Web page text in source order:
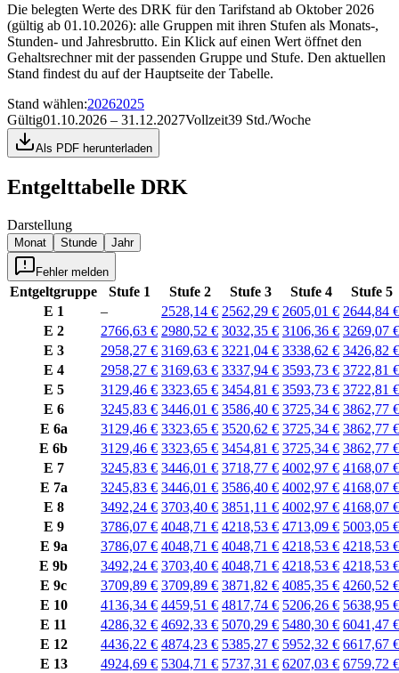
Die belegten Werte des DRK für den Tarifstand ab Oktober 2026
(gültig ab 01.10.2026): alle Gruppen mit ihren Stufen als Monats-,
Stunden- und Jahresbrutto. Ein Klick auf einen Wert öffnet den
Gehaltsrechner mit der passenden Gruppe und Stufe. Den aktuellen
Stand findest du auf der Hauptseite der Tabelle.
Stand wählen:20262025
Gültig01.10.2026 – 31.12.2027Vollzeit39 Std./Woche
Als PDF herunterladen
Entgelttabelle DRK
Darstellung
Monat Stunde Jahr
Fehler melden
Entgeltgruppe Stufe 1 Stufe 2 Stufe 3 Stufe 4
Stufe 5
E 1
– 2528,14 € 2562,29 € 2605,01 € 2644,84 €
E 2
2766,63 € 2980,52 € 3032,35 € 3106,36 € 3269,07 €
E 3
2958,27 € 3169,63 € 3221,04 € 3338,62 € 3426,82 €
E 4
2958,27 € 3169,63 € 3337,94 € 3593,73 € 3722,81 €
E 5
3129,46 € 3323,65 € 3454,81 € 3593,73 € 3722,81 €
E 6
3245,83 € 3446,01 € 3586,40 € 3725,34 € 3862,77 €
E 6a
3129,46 € 3323,65 € 3520,62 € 3725,34 € 3862,77 €
E 6b
3129,46 € 3323,65 € 3454,81 € 3725,34 € 3862,77 €
E 7
3245,83 € 3446,01 € 3718,77 € 4002,97 € 4168,07 €
E 7a
3245,83 € 3446,01 € 3586,40 € 4002,97 € 4168,07 €
E 8
3492,24 € 3703,40 € 3851,11 € 4002,97 € 4168,07 €
E 9
3786,07 € 4048,71 € 4218,53 € 4713,09 € 5003,05 €
E 9a
3786,07 € 4048,71 € 4048,71 € 4218,53 € 4218,53 €
E 9b
3492,24 € 3703,40 € 4048,71 € 4218,53 € 4218,53 €
E 9c
3709,89 € 3709,89 € 3871,82 € 4085,35 € 4260,52 €
E 10
4136,34 € 4459,51 € 4817,74 € 5206,26 € 5638,95 €
E 11
4286,32 € 4692,33 € 5070,29 € 5480,30 € 6041,47 €
E 12
4436,22 € 4874,23 € 5385,27 € 5952,32 € 6617,67 €
E 13
4924,69 € 5304,71 € 5737,31 € 6207,03 € 6759,72 €